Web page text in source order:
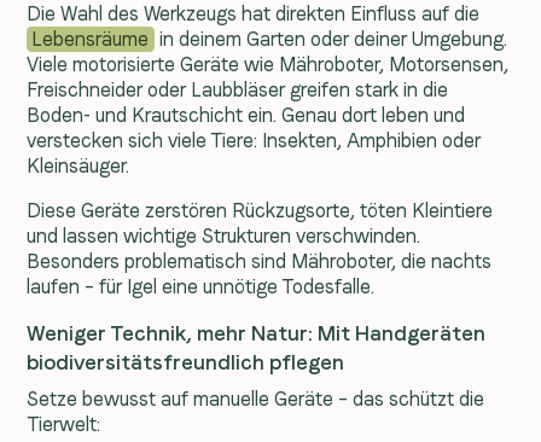
Die Wahl des Werkzeugs hat direkten Einfluss auf die
Lebensräume in deinem Garten oder deiner Umgebung.
Viele motorisierte Geräte wie Mähroboter, Motorsensen,
Freischneider oder Laubbläser greifen stark in die
Boden- und Krautschicht ein. Genau dort leben und
verstecken sich viele Tiere: Insekten, Amphibien oder
Kleinsäuger.
Diese Geräte zerstören Rückzugsorte, töten Kleintiere
und lassen wichtige Strukturen verschwinden.
Besonders problematisch sind Mähroboter, die nachts
laufen – für Igel eine unnötige Todesfalle.
Weniger Technik, mehr Natur: Mit Handgeräten
biodiversitätsfreundlich pflegen
Setze bewusst auf manuelle Geräte – das schützt die
Tierwelt: